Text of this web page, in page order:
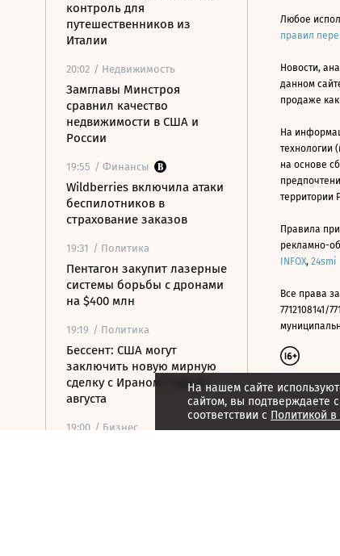
контроль для
путешественников из
Италии
20:02 / Недвижимость
Замглавы Минстроя
сравнил качество
недвижимости в США и
России
19:55 / Финансы
Wildberries включила атаки
беспилотников в
страхование заказов
19:31 / Политика
Пентагон закупит лазерные
системы борьбы с дронами
на $400 млн
19:19 / Политика
Бессент: США могут
заключить новую мирную
сделку с Ираном 7 или 8
августа
19:00 / Бизнес
На нашем сайте
сайтом, вы подтверждаете
соответствии с Политикой
Любое
правил
Новости,
данном
продаже
На
технологии
на основе
территории
Правила
рекламно-
INFOX, 24smi
Все права
7712108141/